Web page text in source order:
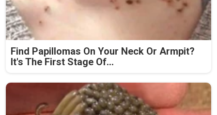
Find Papillomas On Your Neck Or Armpit?
It's The First Stage Of...